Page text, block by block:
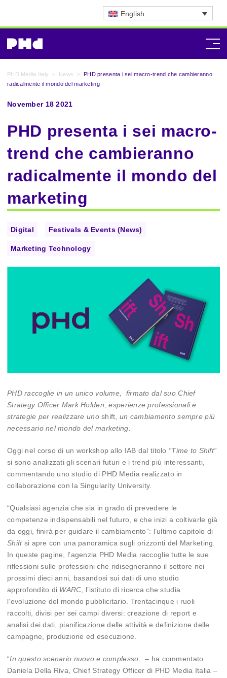
English
PHD Media Italy > News > PHD presenta i sei macro-trend che cambieranno
radicalmente il mondo del marketing
November 18 2021
PHD presenta i sei macro-
trend che cambieranno
radicalmente il mondo del
marketing
Digital Festivals & Events (News)
Marketing Technology
PHD raccoglie in un unico volume, firmato dal suo Chief
Strategy Officer Mark Holden, esperienze professionali e
strategie per realizzare unoshift , un cambiamento sempre più
necessario nel mondo del marketing.
Oggi nel corso di un workshop allo IAB dal titolo “Time to Shift”
si sono analizzati gli scenari futuri e i trend più interessanti,
commentando uno studio di PHD Media realizzato in
collaborazione con la Singularity University.
“Qualsiasi agenzia che sia in grado di prevedere le
competenze indispensabili nel futuro, e che inizi a coltivarle già
da oggi, finirà per guidare il cambiamento”: l’ultimo capitolo di
Shiftsi apre con una panoramica sugli orizzonti del Marketing.
In queste pagine, l’agenzia PHD Media raccoglie tutte le sue
riflessioni sulle professioni che ridisegneranno il settore nei
prossimi dieci anni, basandosi sui dati di uno studio
approfondito di WARC , l’istituto di ricerca che studia
l’evoluzione del mondo pubblicitario. Trentacinque i ruoli
raccolti, divisi per sei campi diversi: creazione di report e
analisi dei dati, pianificazione delle attività e definizione delle
campagne, produzione ed esecuzione.
“In questo scenario nuovo e complesso,– ha commentato
Daniela Della Riva, Chief Strategy Officer di PHD Media Italia –